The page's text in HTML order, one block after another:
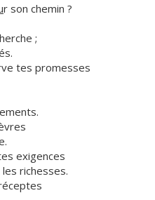
r son chemin ?
;
tes promesses
exigences
richesses.